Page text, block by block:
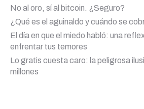
No al oro, sí al bitcoin. ¿Seguro?
¿Qué es el aguinaldo y cuándo se
El día en que el miedo habló: una
enfrentar tus temores
Lo gratis cuesta caro: la peligrosa
millones